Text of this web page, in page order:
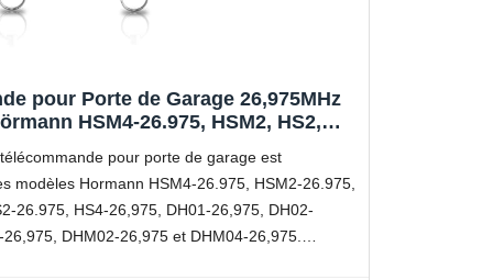
pour Porte de Garage 26,975MHz
HSM4-26.975, HSM2, HS2,
Emetteur Portable de
avec Bouton Vert,2 Pack
pour porte de garage est
modèles Hormann HSM4-26.975, HSM2-26.975,
26.975, HS4-26,975, DH01-26,975, DH02-
DHM02-26,975 et DHM04-26,975.